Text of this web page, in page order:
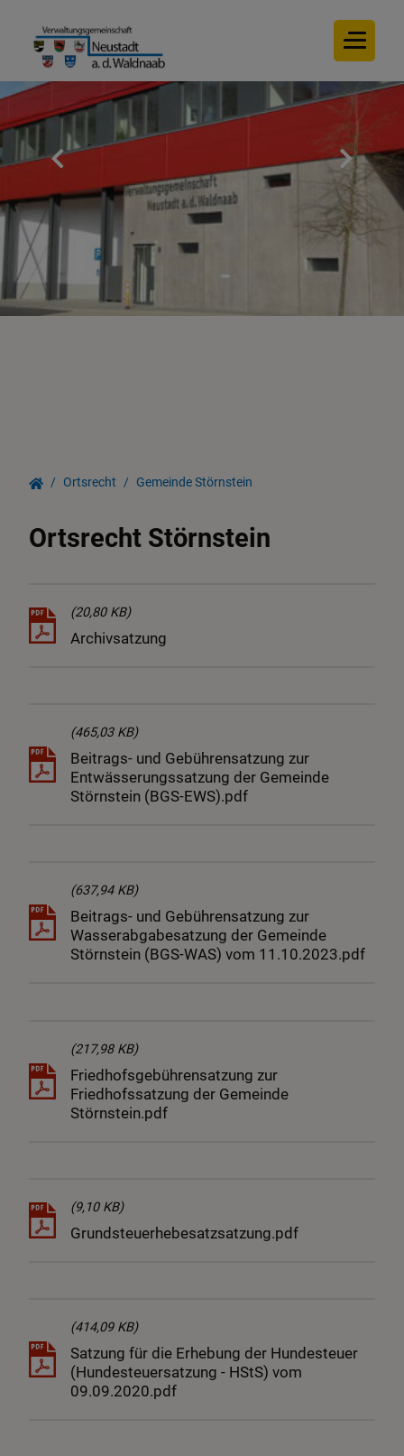
Verwaltungswegweiser
Formulare
Baugebiete
Ortsrecht Gemeinde Störnstein
Ortsrecht Störnstein
(20,80 KB)
Archivsatzung
(465,03 KB)
Beitrags- und Gebührensatzung zur
Entwässerungssatzung der Gemeinde
Störnstein (BGS-EWS).pdf
(637,94 KB)
Beitrags- und Gebührensatzung zur
Wasserabgabesatzung der Gemeinde
Störnstein (BGS-WAS) vom 11.10.2023.pdf
(217,98 KB)
Friedhofsgebührensatzung zur
Friedhofssatzung der Gemeinde
Störnstein.pdf
(9,10 KB)
Grundsteuerhebesatzsatzung.pdf
(414,09 KB)
Satzung für die Erhebung der Hundesteuer
(Hundesteuersatzung - HStS) vom
09.09.2020.pdf